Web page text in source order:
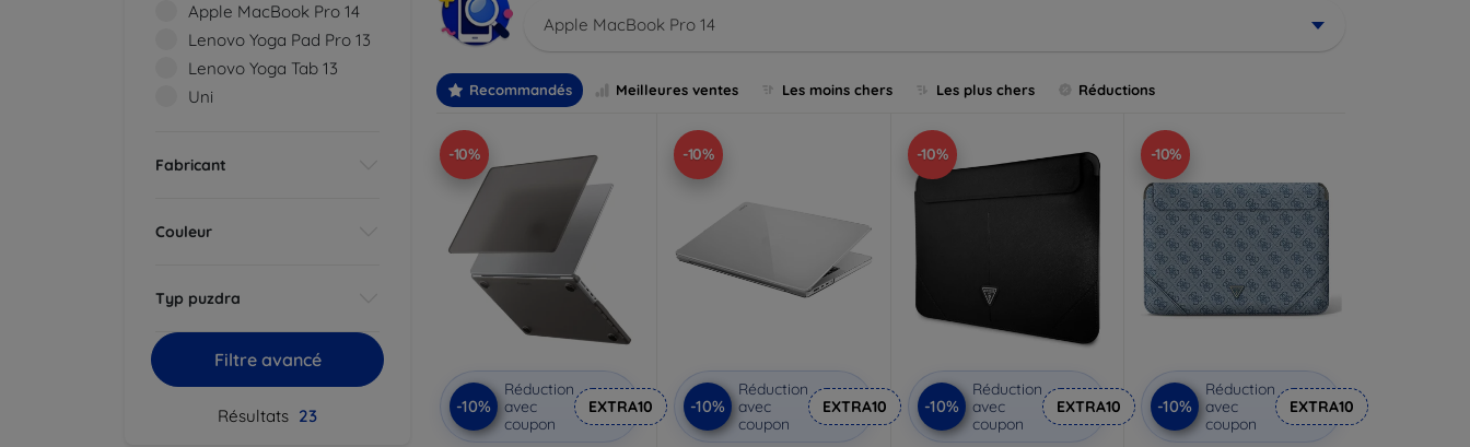
Apple MacBook Pro 14
Lenovo Yoga Pad Pro 13
Lenovo Yoga Tab 13
Uni
Fabricant
Couleur
Typ puzdra
Filtre avancé
Résultats 23
Apple MacBook Pro 14
Recommandés Meilleures ventes Les moins chers Les plus chers Réductions
-10%
-10%
Réduction
avec
coupon
EXTRA10
-10%
-10%
Réduction
avec
coupon
EXTRA10
-10%
-10%
Réduction
avec
coupon
EXTRA10
-10%
-10%
Réduction
avec
coupon
EXTRA10